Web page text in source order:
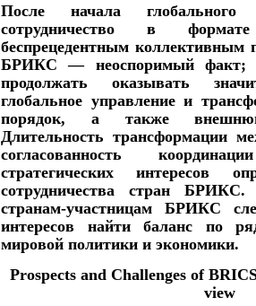
После начала глобального
сотрудничество в
беспрецедентным коллективным
БРИКС — неоспоримый факт;
продолжать оказывать
глобальное управление и
порядок, а также
Длительность трансформации
согласованность
стратегических интересов
сотрудничества стран
странам-участницам БРИКС
интересов найти баланс по
мировой политики и экономики.
Prospects and Challenges of
view